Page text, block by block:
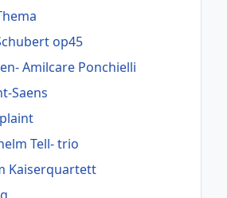
op45
Amilcare Ponchielli
Saens
Tell- trio
Kaiserquartett